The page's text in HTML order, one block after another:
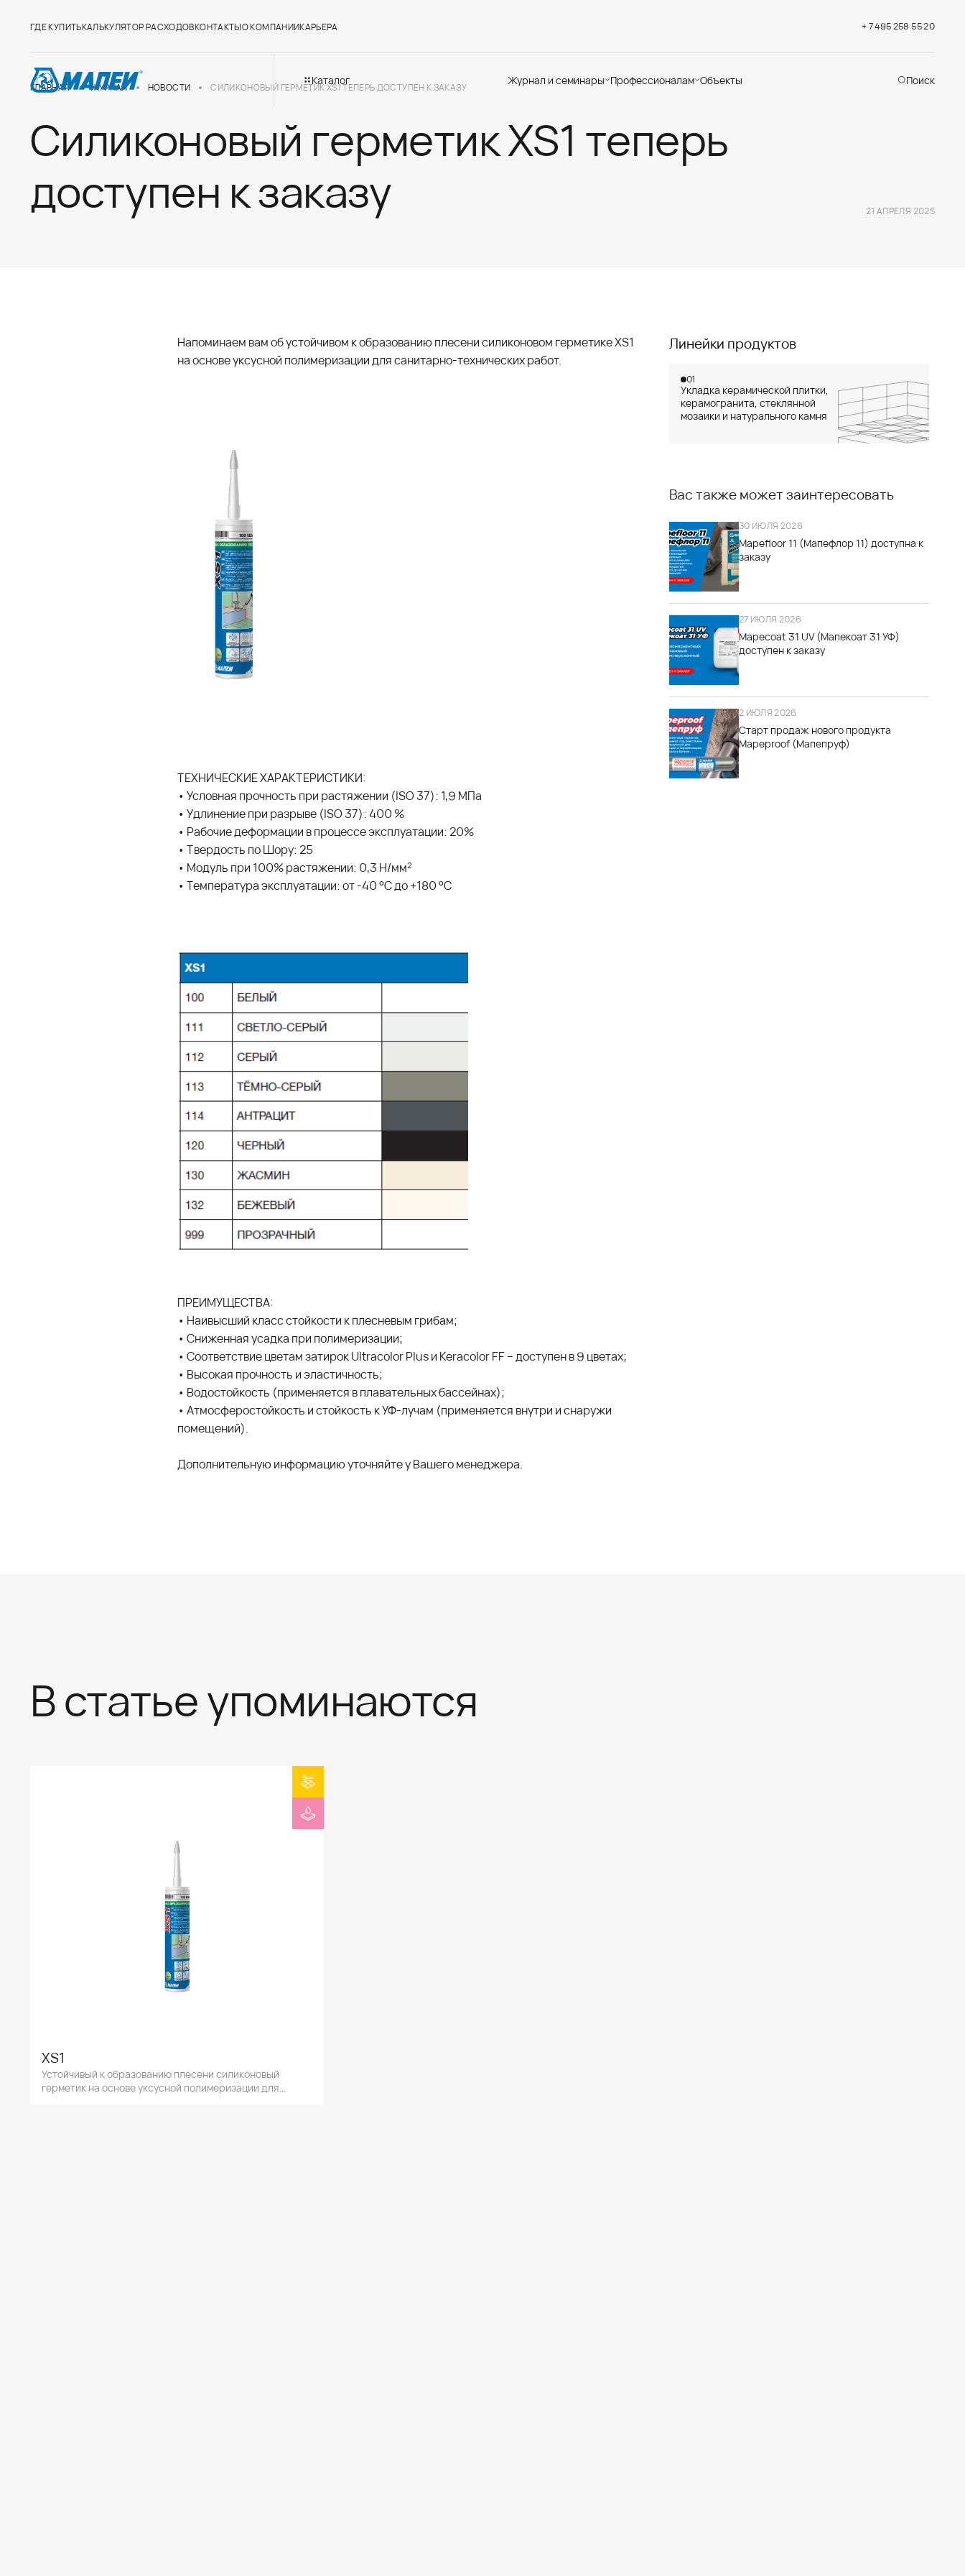
ГДЕ КУПИТЬКАЛЬКУЛЯТОР РАСХОДОВКОНТАКТЫО КОМПАНИИКАРЬЕРА + 7 495 258 55 20
Каталог Журнал и семинары
Новости
Статьи
Мир Мапеи
Профессионалам
поддержка
Документация
Отраслевые решения
Объекты Поиск
ГЛАВНАЯ ЖУРНАЛ НОВОСТИ СИЛИКОНОВЫЙ ГЕРМЕТИК XS1 ТЕПЕРЬ ДОСТУПЕН К ЗАКАЗУ
Силиконовый герметик XS1 теперь
доступен к заказу
21 АПРЕЛЯ 2025
Напоминаем вам об устойчивом к образованию плесени силиконовом герметике XS1
на основе уксусной полимеризации для санитарно-технических работ.
ТЕХНИЧЕСКИЕ ХАРАКТЕРИСТИКИ:
• Условная прочность при растяжении (ISO 37): 1,9 МПа
• Удлинение при разрыве (ISO 37): 400 %
• Рабочие деформации в процессе эксплуатации: 20%
• Твердость по Шору: 25
• Модуль при 100% растяжении: 0,3 Н/мм2
• Температура эксплуатации: от -40 °С до +180 °С
ПРЕИМУЩЕСТВА:
• Наивысший класс стойкости к плесневым грибам;
• Сниженная усадка при полимеризации;
• Соответствие цветам затирок Ultracolor Plus и Keracolor FF – доступен в 9 цветах;
• Высокая прочность и эластичность;
• Водостойкость (применяется в плавательных бассейнах);
• Атмосферостойкость и стойкость к УФ-лучам (применяется внутри и снаружи
помещений).
Дополнительную информацию уточняйте у Вашего менеджера.
Линейки продуктов
01
Укладка керамической плитки,
керамогранита, стеклянной
мозаики и натурального камня
Вас также может заинтересовать
30 ИЮЛЯ 2026
Mapefloor 11 (Мапефлор 11) доступна к
заказу
27 ИЮЛЯ 2026
Mapecoat 31 UV (Мапекоат 31 УФ)
доступен к заказу
2 ИЮЛЯ 2026
Старт продаж нового продукта
Mapeproof (Мапепруф)
В статье упоминаются
XS1
Устойчивый к образованию плесени силиконовый
герметик на основе уксусной полимеризации для